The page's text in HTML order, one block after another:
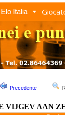
Elo Italia
Precedente
VIJGEV AAN